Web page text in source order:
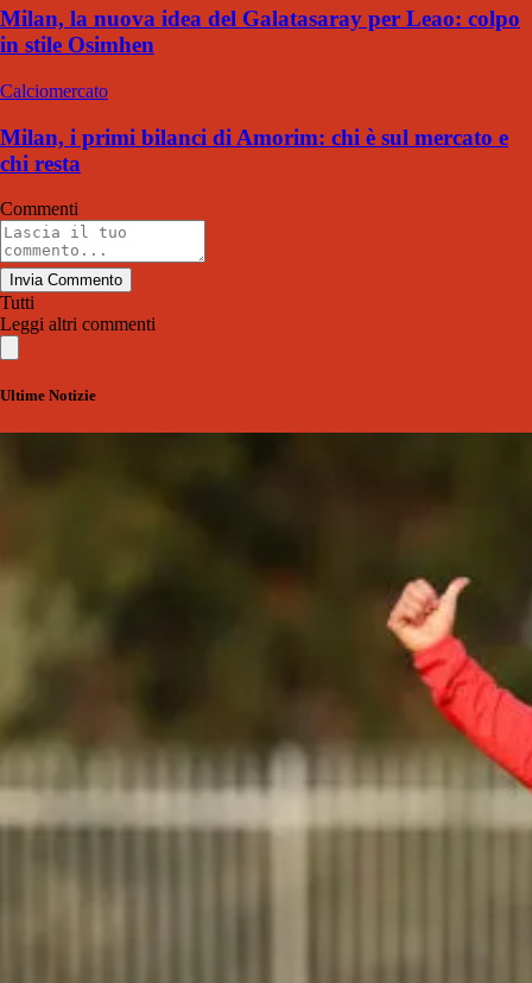
Milan, la nuova idea del Galatasaray per Leao: colpo
in stile Osimhen
Calciomercato
Milan, i primi bilanci di Amorim: chi è sul mercato e
chi resta
Commenti
Invia Commento
Tutti
Leggi altri commenti
Ultime Notizie